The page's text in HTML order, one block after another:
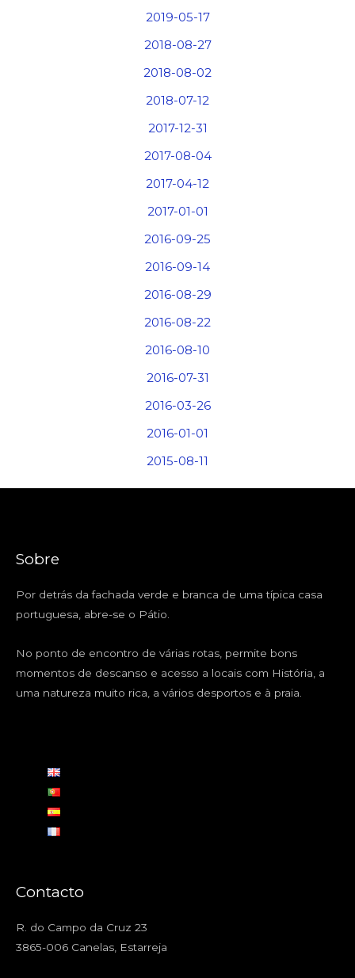
2019-05-17
2018-08-27
2018-08-02
2018-07-12
2017-12-31
2017-08-04
2017-04-12
2017-01-01
2016-09-25
2016-09-14
2016-08-29
2016-08-22
2016-08-10
2016-07-31
2016-03-26
2016-01-01
2015-08-11
Sobre
Por detrás da fachada verde e branca de uma típica casa
portuguesa, abre-se o Pátio.
No ponto de encontro de várias rotas, permite bons
momentos de descanso e acesso a locais com História, a
uma natureza muito rica, a vários desportos e à praia.
Contacto
R. do Campo da Cruz 23
3865-006 Canelas, Estarreja